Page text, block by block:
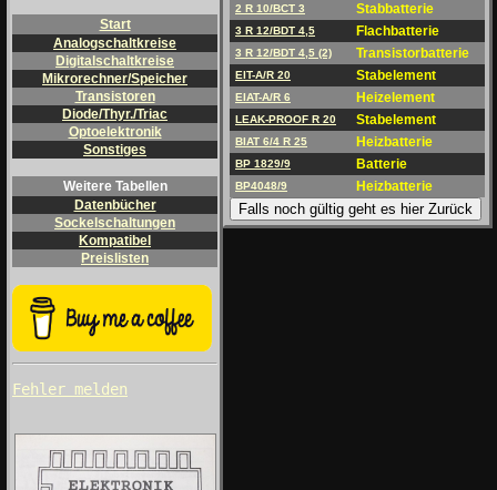
Start
Analogschaltkreise
Digitalschaltkreise
Mikrorechner/Speicher
Transistoren
Diode/Thyr./Triac
Optoelektronik
Sonstiges
Weitere Tabellen
Datenbücher
Sockelschaltungen
Kompatibel
Preislisten
Fehler melden
2 R 10/BCT 3 Stabbatterie
3 R 12/BDT 4,5 Flachbatterie
3 R 12/BDT 4,5 (2) Transistorbatterie
EIT-A/R 20 Stabelement
EIAT-A/R 6 Heizelement
LEAK-PROOF R 20 Stabelement
BIAT 6/4 R 25 Heizbatterie
BP 1829/9 Batterie
BP4048/9 Heizbatterie
Falls noch gültig geht es hier Zurück